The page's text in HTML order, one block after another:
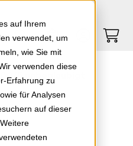
auf Ihrem
verwendet, um
wie Sie mit
verwenden diese
Erfahrung zu
für Analysen
auf dieser
Springe zum Footer
0
5 unbeglaubigt